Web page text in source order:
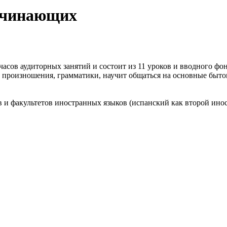
аудиторных занятий и состоит из 11 уроков и вводного
произношения, грамматики, научит общаться на основные
и факультетов иностранных языков (испанский как второй